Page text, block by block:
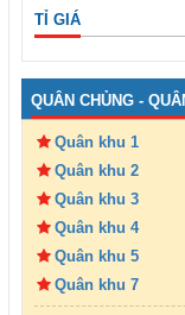
TỈ GIÁ
QUÂN CHỦNG -
Quân khu 1
Quân khu 2
Quân khu 3
Quân khu 4
Quân khu 5
Quân khu 7